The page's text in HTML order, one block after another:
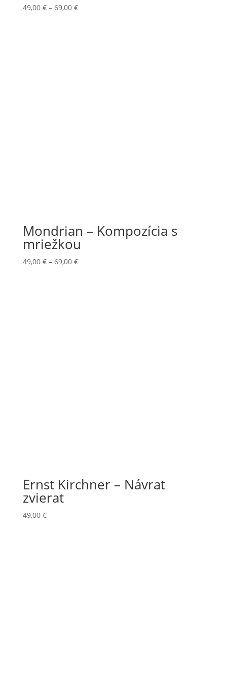
49,00 € – 69,00 €Price
Mondrian – Kompozícia s
mriežkou
49,00 € – 69,00 €Price
Ernst Kirchner – Návrat
zvierat
49,00 €